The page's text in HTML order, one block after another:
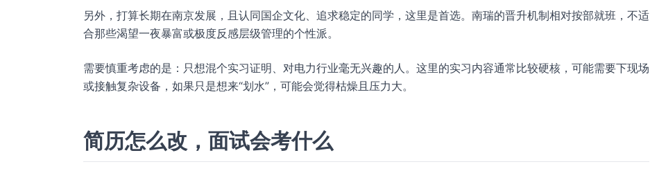
另外，打算长期在南京发展，且认同国企文化、追求稳定的同学，这里是首选。南瑞的晋升机制相对按部就班，不适
合那些渴望一夜暴富或极度反感层级管理的个性派。
需要慎重考虑的是：只想混个实习证明、对电力行业毫无兴趣的人。这里的实习内容通常比较硬核，可能需要下现场
或接触复杂设备，如果只是想来“划水”，可能会觉得枯燥且压力大。
简历怎么改，面试会考什么